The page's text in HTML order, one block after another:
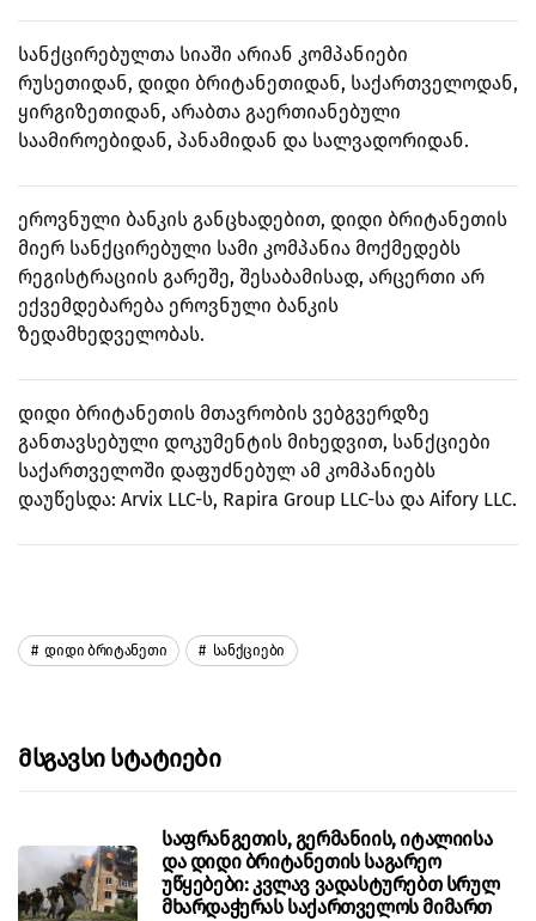
სანქცირებულთა სიაში არიან კომპანიები
რუსეთიდან, დიდი ბრიტანეთიდან, საქართველოდან,
ყირგიზეთიდან, არაბთა გაერთიანებული
საამიროებიდან, პანამიდან და სალვადორიდან.
ეროვნული ბანკის განცხადებით, დიდი ბრიტანეთის
მიერ სანქცირებული სამი კომპანია მოქმედებს
რეგისტრაციის გარეშე, შესაბამისად, არცერთი არ
ექვემდებარება ეროვნული ბანკის
ზედამხედველობას.
დიდი ბრიტანეთის მთავრობის ვებგვერდზე
განთავსებული დოკუმენტის მიხედვით, სანქციები
საქართველოში დაფუძნებულ ამ კომპანიებს
დაუწესდა: Arvix LLC-ს, Rapira Group LLC-სა და Aifory LLC.
Დიდი Ბრიტანეთი Სანქციები
Მსგავსი Სტატიები
საფრანგეთის, გერმანიის, იტალიისა
და დიდი ბრიტანეთის საგარეო
უწყებები: კვლავ ვადასტურებთ სრულ
მხარდაჭერას საქართველოს მიმართ